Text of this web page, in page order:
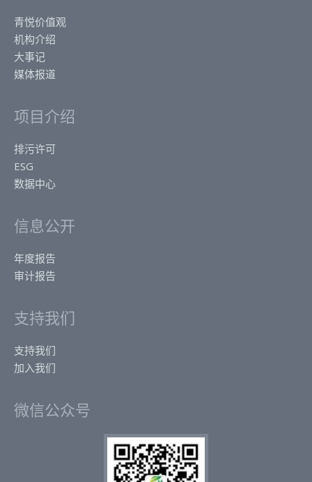
青悦价值观
机构介绍
大事记
媒体报道
项目介绍
排污许可
ESG
数据中心
信息公开
年度报告
审计报告
支持我们
支持我们
加入我们
微信公众号